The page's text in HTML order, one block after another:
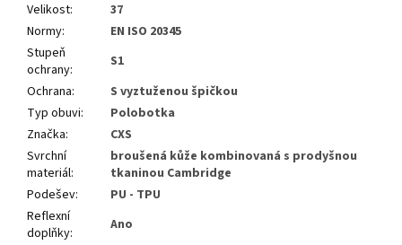
Velikost:
37
Normy:
EN ISO 20345
Stupeň
ochrany:
S1
Ochrana:
S vyztuženou špičkou
Typ obuvi:
Polobotka
Značka:
CXS
Svrchní
materiál:
broušená kůže kombinovaná s prodyšnou
tkaninou Cambridge
Podešev:
PU - TPU
Reflexní
doplňky:
Ano